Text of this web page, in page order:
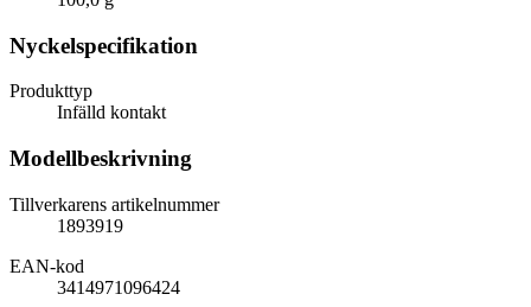
Nyckelspecifikation
Produkttyp
Infälld kontakt
Modellbeskrivning
Tillverkarens artikelnummer
1893919
EAN-kod
3414971096424